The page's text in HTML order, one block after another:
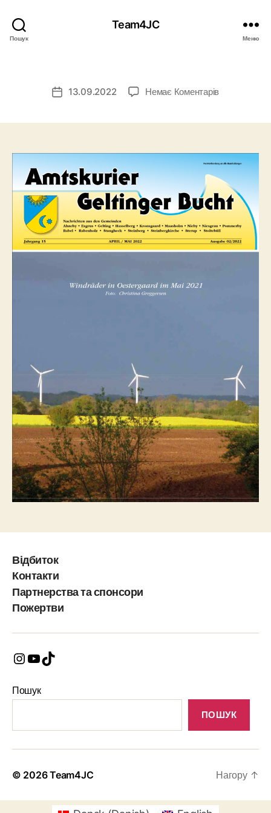
Пошук
Team4JC
Меню
Дата13.09.2022 Немає Коментарівдо
Відбиток
Контакти
Партнерства та спонсори
Пожертви
Instagram
YouTube
TikTok
Пошук
ПОШУК
© 2026Team4JC Нагору ↑